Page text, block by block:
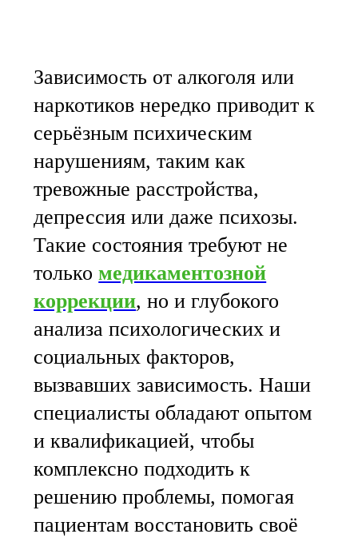
Зависимость от алкоголя или
наркотиков нередко приводит к
серьёзным психическим
нарушениям, таким как
тревожные расстройства,
депрессия или даже психозы.
Такие состояния требуют не
толькомедикаментозной
коррекции, но и глубокого
анализа психологических и
социальных факторов,
вызвавших зависимость. Наши
специалисты обладают опытом
и квалификацией, чтобы
комплексно подходить к
решению проблемы, помогая
пациентам восстановить своё